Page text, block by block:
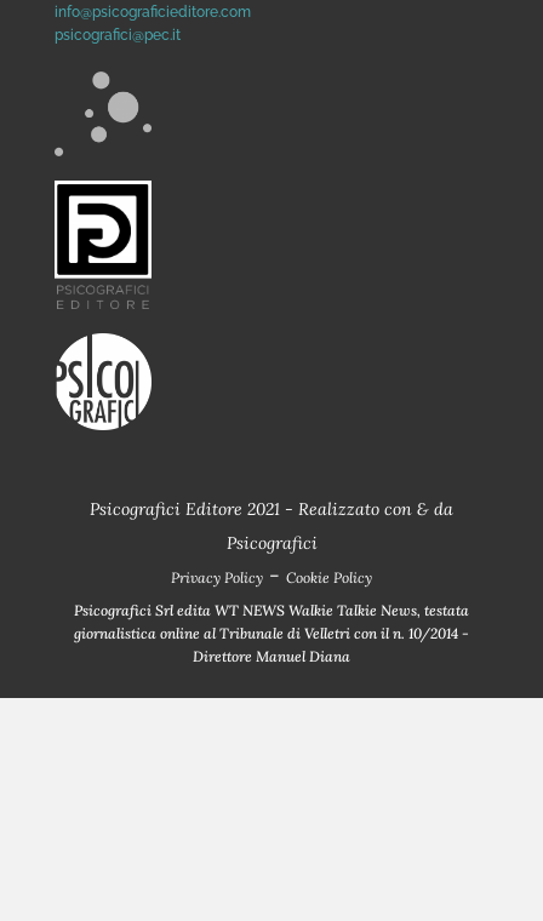
info@psicograficieditore.com
psicografici@pec.it
Psicografici Editore 2021 - Realizzato con & da
Psicografici
Privacy Policy - Cookie Policy
Psicografici Srl edita WT NEWS Walkie Talkie News, testata
giornalistica online al Tribunale di Velletri con il n. 10/2014 -
Direttore Manuel Diana